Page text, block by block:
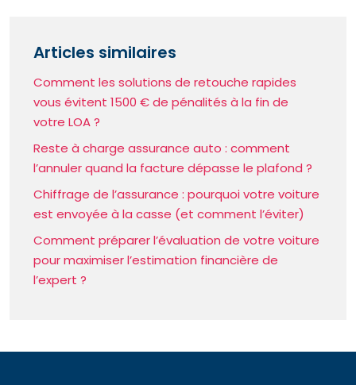
Articles similaires
Comment les solutions de retouche rapides
vous évitent 1500 € de pénalités à la fin de
votre LOA ?
Reste à charge assurance auto : comment
l’annuler quand la facture dépasse le plafond ?
Chiffrage de l’assurance : pourquoi votre voiture
est envoyée à la casse (et comment l’éviter)
Comment préparer l’évaluation de votre voiture
pour maximiser l’estimation financière de
l’expert ?